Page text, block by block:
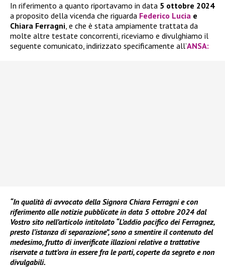
In riferimento a quanto riportavamo in data 5 ottobre 2024
a proposito della vicenda che riguarda Federico Lucia e
Chiara Ferragni, e che è stata ampiamente trattata da
molte altre testate concorrenti, riceviamo e divulghiamo il
seguente comunicato, indirizzato specificamente all’ANSA:
“In qualità di avvocato della Signora Chiara Ferragni e con
riferimento alle notizie pubblicate in data 5 ottobre 2024 dal
Vostro sito nell’articolo intitolato “L’addio pacifico dei Ferragnez,
presto l’istanza di separazione”, sono a smentire il contenuto del
medesimo, frutto di inverificate illazioni relative a trattative
riservate a tutt’ora in essere fra le parti, coperte da segreto e non
divulgabili.